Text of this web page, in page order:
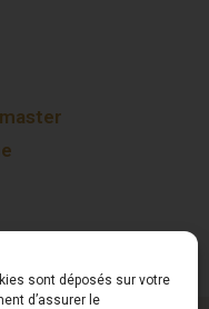
sont déposés sur votre
d’assurer le